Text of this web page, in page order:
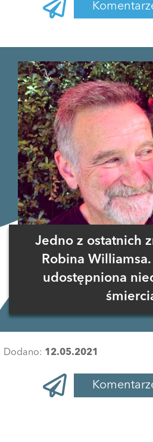
Jedno z ostatnich
Robina
udostępniona
Dodano: 12.05.2021